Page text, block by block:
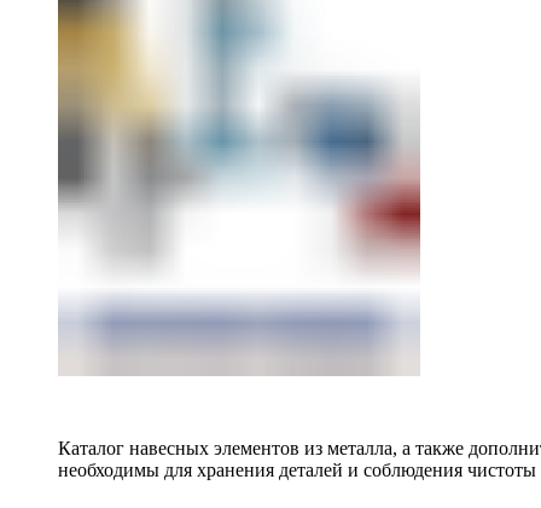
Каталог навесных элементов из металла, а также
необходимы для хранения деталей и соблюдения чистоты